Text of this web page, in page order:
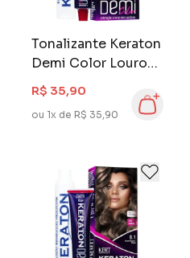
Tonalizante Keraton
Demi Color Louro
Médio Cinza 7.1
R$ 35,90
ou 1x de R$ 35,90